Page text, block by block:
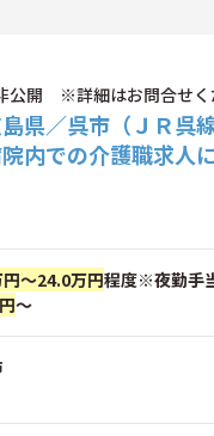
公開 ※詳細はお問合せく
島県／呉市（ＪＲ呉
内での介護職求人
～24.0万円程度※夜勤手
～